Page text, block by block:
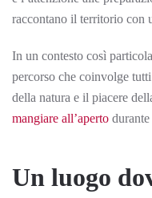
raccontano il territorio con
In un contesto così
percorso che coinvolge
della natura e il piacere
mangiare all’aperto
Un luogo